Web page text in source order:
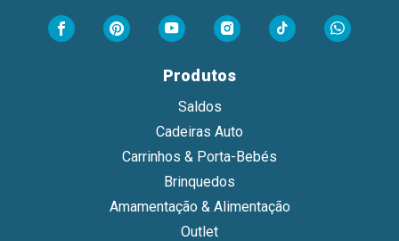
Produtos
Saldos
Cadeiras Auto
Carrinhos & Porta-Bebés
Brinquedos
Amamentação & Alimentação
Outlet